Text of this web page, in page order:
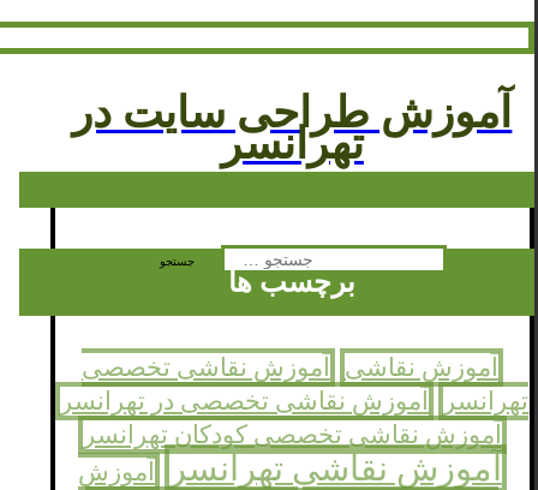
آموزش طراحی سایت در
تهرانسر
برچسب ها
آموزش نقاشی
آموزش نقاشی تخصصی
تهرانسر
آموزش نقاشی تخصصی در تهرانسر
آموزش نقاشی تخصصی کودکان تهرانسر
آموزش نقاشی تهرانسر
آموزش